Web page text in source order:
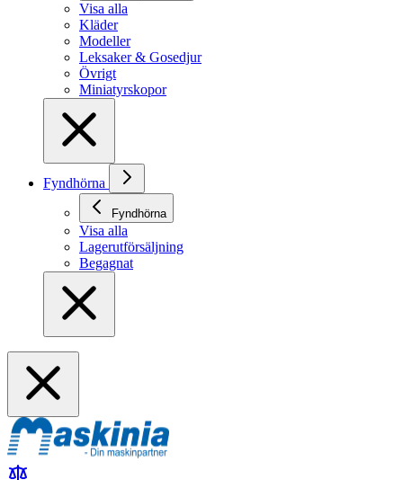
Visa alla
Kläder
Modeller
Leksaker & Gosedjur
Övrigt
Miniatyrskopor
Fyndhörna
Fyndhörna
Visa alla
Lagerutförsäljning
Begagnat